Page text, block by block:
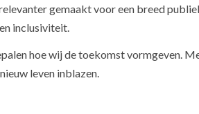
gemaakt voor een breed
inclusiviteit.
hoe wij de toekomst vormgeven.
leven inblazen.